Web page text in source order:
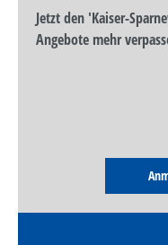
Jetzt den 'Kaiser-
Angebote mehr